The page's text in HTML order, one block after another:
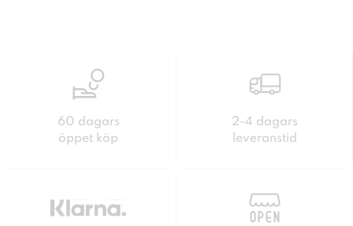
60 dagars
öppet köp
2-4 dagars
leveranstid